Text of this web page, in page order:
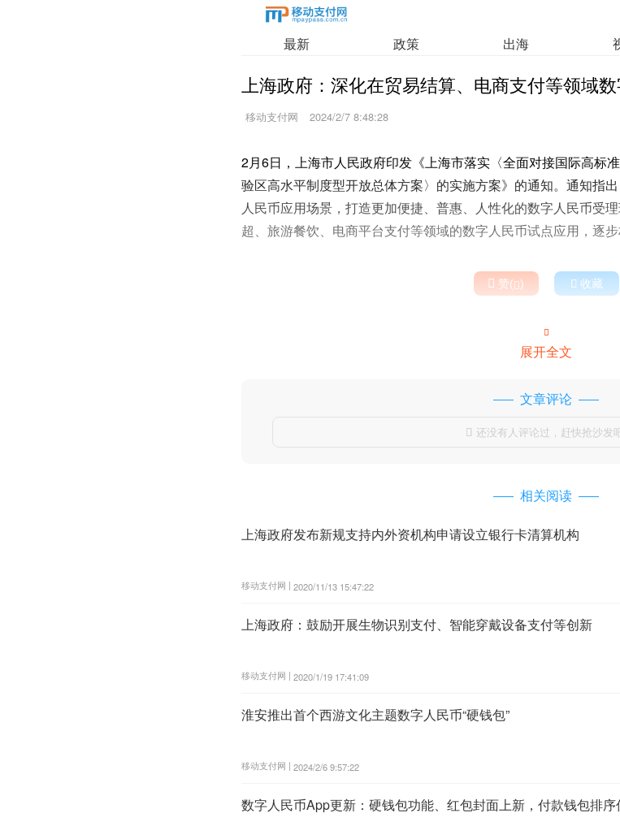
最新 政策 出海
上海政府：深化在贸易结算、电商支付等领域
移动支付网 2024/2/7 8:48:28
2月6日，上海市人民政府印发《上海市落实〈全面对接国际高标
验区高水平制度型开放总体方案〉的实施方案》的通知。通知指
人民币应用场景，打造更加便捷、普惠、人性化的数字人民币受
超、旅游餐饮、电商平台支付等领域的数字人民币试点应用，逐步
 赞()  收藏

展开全文
文章评论
 还没有人评论过，赶快抢沙发
相关阅读
上海政府发布新规支持内外资机构申请设立银行卡清算机构
移动支付网 | 2020/11/13 15:47:22
上海政府：鼓励开展生物识别支付、智能穿戴设备支付等创新
移动支付网 | 2020/1/19 17:41:09
淮安推出首个西游文化主题数字人民币“硬钱包”
移动支付网 | 2024/2/6 9:57:22
数字人民币App更新：硬钱包功能、红包封面上新，付款钱包排序